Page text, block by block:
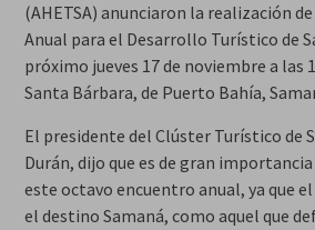
(AHETSA) anunciaron la realización
Anual para el Desarrollo Turístico de
próximo jueves 17 de noviembre a las
Santa Bárbara, de Puerto Bahía,
El presidente del Clúster Turístico de
Durán, dijo que es de gran
este octavo encuentro anual, ya que
el destino Samaná, como aquel que